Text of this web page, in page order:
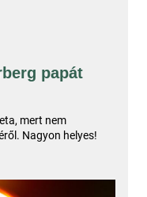
papát
mert nem
Nagyon helyes!